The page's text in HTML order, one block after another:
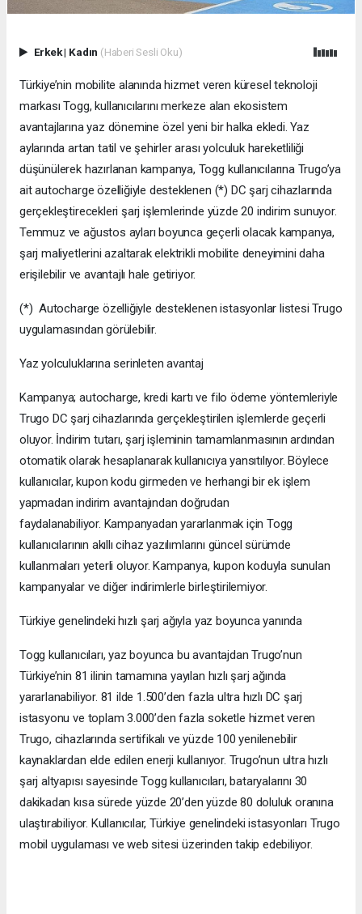
Erkek| Kadın (Haberi Sesli Oku)
Türkiye’nin mobilite alanında hizmet veren küresel teknoloji
markası Togg, kullanıcılarını merkeze alan ekosistem
avantajlarına yaz dönemine özel yeni bir halka ekledi. Yaz
aylarında artan tatil ve şehirler arası yolculuk hareketliliği
düşünülerek hazırlanan kampanya, Togg kullanıcılarına Trugo’ya
ait autocharge özelliğiyle desteklenen (*) DC şarj cihazlarında
gerçekleştirecekleri şarj işlemlerinde yüzde 20 indirim sunuyor.
Temmuz ve ağustos ayları boyunca geçerli olacak kampanya,
şarj maliyetlerini azaltarak elektrikli mobilite deneyimini daha
erişilebilir ve avantajlı hale getiriyor.
(*) Autocharge özelliğiyle desteklenen istasyonlar listesi Trugo
uygulamasından görülebilir.
Yaz yolculuklarına serinleten avantaj
Kampanya; autocharge, kredi kartı ve filo ödeme yöntemleriyle
Trugo DC şarj cihazlarında gerçekleştirilen işlemlerde geçerli
oluyor. İndirim tutarı, şarj işleminin tamamlanmasının ardından
otomatik olarak hesaplanarak kullanıcıya yansıtılıyor. Böylece
kullanıcılar, kupon kodu girmeden ve herhangi bir ek işlem
yapmadan indirim avantajından doğrudan
faydalanabiliyor. Kampanyadan yararlanmak için Togg
kullanıcılarının akıllı cihaz yazılımlarını güncel sürümde
kullanmaları yeterli oluyor. Kampanya, kupon koduyla sunulan
kampanyalar ve diğer indirimlerle birleştirilemiyor.
Türkiye genelindeki hızlı şarj ağıyla yaz boyunca yanında
Togg kullanıcıları, yaz boyunca bu avantajdan Trugo’nun
Türkiye’nin 81 ilinin tamamına yayılan hızlı şarj ağında
yararlanabiliyor. 81 ilde 1.500’den fazla ultra hızlı DC şarj
istasyonu ve toplam 3.000’den fazla soketle hizmet veren
Trugo, cihazlarında sertifikalı ve yüzde 100 yenilenebilir
kaynaklardan elde edilen enerji kullanıyor. Trugo’nun ultra hızlı
şarj altyapısı sayesinde Togg kullanıcıları, bataryalarını 30
dakikadan kısa sürede yüzde 20’den yüzde 80 doluluk oranına
ulaştırabiliyor. Kullanıcılar, Türkiye genelindeki istasyonları Trugo
mobil uygulaması ve web sitesi üzerinden takip edebiliyor.